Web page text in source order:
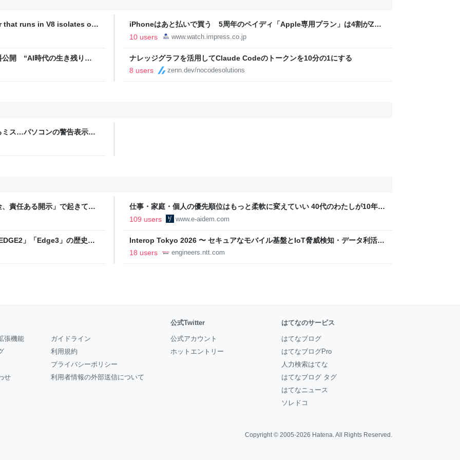
runs in V8 isolates on
iPhoneはあと払いで買う 5周年のペイディ「Apple専用プラン」は4割がZ世
代
10 users www.watch.impress.co.jp
公開 “AI時代の生き残り
ナレッジグラフを活用してClaude Codeのトークンを10分の1にする
8 users
zenn.dev/nocodesolutions
ミス…パソコンの警告表示を
責任ある開示」で起きてい
仕事・家庭・個人の優先順位はもっと柔軟に変えていい 40代のわたしが10年後
の自分に伝えたいこと - りっすん by イーアイデム
109 users www.e-aidem.com
」「Edge3」の歴史に
Interop Tokyo 2026 〜 セキュアなモバイル基盤とIoT脅威検知・データ利活用
への取り組み 〜 - NTT docomo Business Engineers' Blog
18 users engineers.ntt.com
張機能
せ
ガイドライン
利用規約
プライバシーポリシー
利用者情報の外部送信について
公式Twitter
公式アカウント
ホットエントリー
はてなのサービス
はてなブログ
はてなブログPro
人力検索はてな
はてなブログ タグ
はてなニュース
ソレドコ
Copyright © 2005-2026 Hatena. All Rights Reserved.